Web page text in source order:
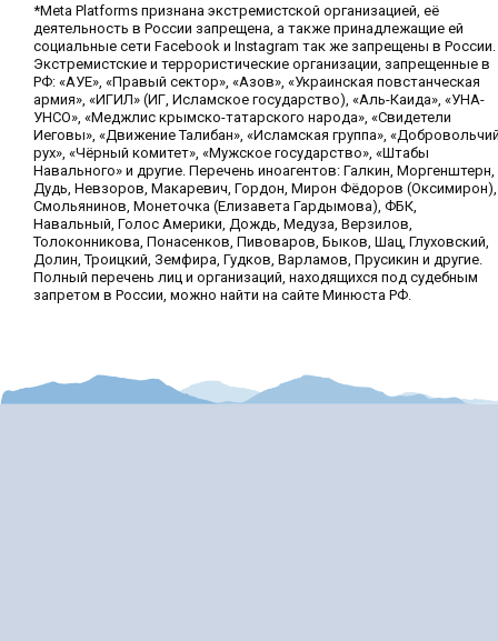
*Meta Platforms признана экстремистской организацией, её
деятельность в России запрещена, а также принадлежащие ей
социальные сети Facebook и Instagram так же запрещены в России.
Экстремистские и террористические организации, запрещенные в
РФ: «АУЕ», «Правый сектор», «Азов», «Украинская повстанческая
армия», «ИГИЛ» (ИГ, Исламское государство), «Аль-Каида», «УНА-
УНСО», «Меджлис крымско-татарского народа», «Свидетели
Иеговы», «Движение Талибан», «Исламская группа»,
рух», «Чёрный комитет», «Мужское государство», «Штабы
Навального» и другие. Перечень иноагентов: Галкин, Моргенштерн,
Дудь, Невзоров, Макаревич, Гордон, Мирон Фёдоров (Оксимирон),
Смольянинов, Монеточка (Елизавета Гардымова), ФБК,
Навальный, Голос Америки, Дождь, Медуза, Верзилов,
Толоконникова, Понасенков, Пивоваров, Быков, Шац, Глуховский,
Долин, Троицкий, Земфира, Гудков, Варламов, Прусикин и другие.
Полный перечень лиц и организаций, находящихся под судебным
запретом в России, можно найти на сайте Минюста РФ.